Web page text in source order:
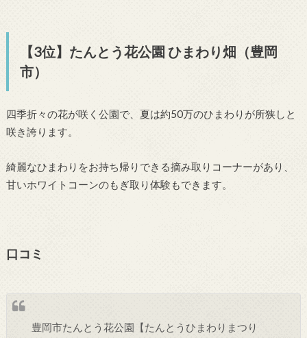
【3位】たんとう花公園 ひまわり畑（豊岡
市）
四季折々の花が咲く公園で、夏は約50万のひまわりが所狭しと
咲き誇ります。
綺麗なひまわりをお持ち帰りできる摘み取りコーナーがあり、
甘いホワイトコーンのもぎ取り体験もできます。
口コミ
豊岡市たんとう花公園【たんとうひまわりまつり